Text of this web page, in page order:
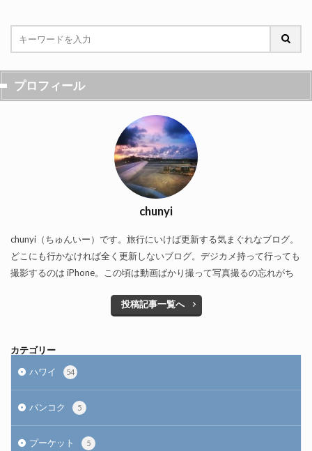
プロフィール
chunyi
chunyi（ちゅんいー）です。旅行にいけば更新する気まぐれなブログ。
どこにも行かなければ全く更新しないブログ。デジカメ持って行っても
撮影するのは iPhone。この頃は動画ばかり撮って写真撮るの忘れがち
投稿記事一覧へ
カテゴリー
ハワイ
54
バンコク 5
プーケット 5